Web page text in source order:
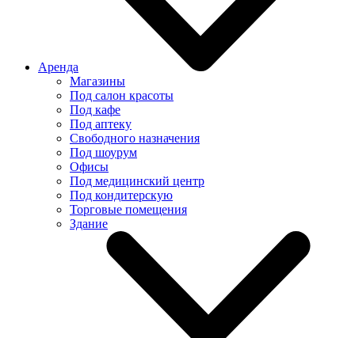
Аренда
Магазины
Под салон красоты
Под кафе
Под аптеку
Свободного назначения
Под шоурум
Офисы
Под медицинский центр
Под кондитерскую
Торговые помещения
Здание